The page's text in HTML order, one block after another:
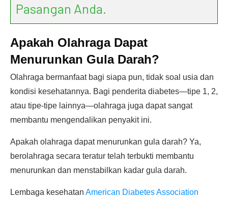
Pasangan Anda.
Apakah Olahraga Dapat
Menurunkan Gula Darah?
Olahraga bermanfaat bagi siapa pun, tidak soal usia dan
kondisi kesehatannya. Bagi penderita diabetes—tipe 1, 2,
atau tipe-tipe lainnya—olahraga juga dapat sangat
membantu mengendalikan penyakit ini.
Apakah olahraga dapat menurunkan gula darah? Ya,
berolahraga secara teratur telah terbukti membantu
menurunkan dan menstabilkan kadar gula darah.
Lembaga kesehatan American Diabetes Association